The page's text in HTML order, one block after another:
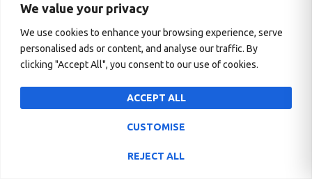
We value your privacy
We use cookies to enhance your browsing experience, serve
personalised ads or content, and analyse our traffic. By
clicking "Accept All", you consent to our use of cookies.
CUSTOMISE
REJECT ALL
ACCEPT ALL
PARTAGER
migration et l’asile : Quel